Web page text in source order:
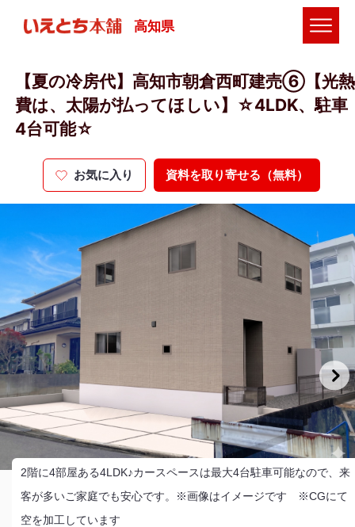
高知県
【夏の冷房代】高知市朝倉西町建売⑥【光熱
費は、太陽が払ってほしい】☆4LDK、駐車
4台可能☆
お気に入り 資料を取り寄せる（無料）
2階に4部屋ある4LDK♪カースペースは最大4台駐車可能なので、来
客が多いご家庭でも安心です。※画像はイメージです ※CGにて
空を加工しています